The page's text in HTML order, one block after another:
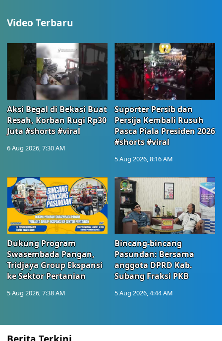
Video Terbaru
Aksi Begal di Bekasi Buat
Resah, Korban Rugi Rp30
Juta #shorts #viral
6 Aug 2026, 7:30 AM
Suporter Persib dan
Persija Kembali Rusuh
Pasca Piala Presiden 2026
#shorts #viral
5 Aug 2026, 8:16 AM
Dukung Program
Swasembada Pangan,
Tridjaya Group Ekspansi
ke Sektor Pertanian
5 Aug 2026, 7:38 AM
Bincang-bincang
Pasundan: Bersama
anggota DPRD Kab.
Subang Fraksi PKB
5 Aug 2026, 4:44 AM